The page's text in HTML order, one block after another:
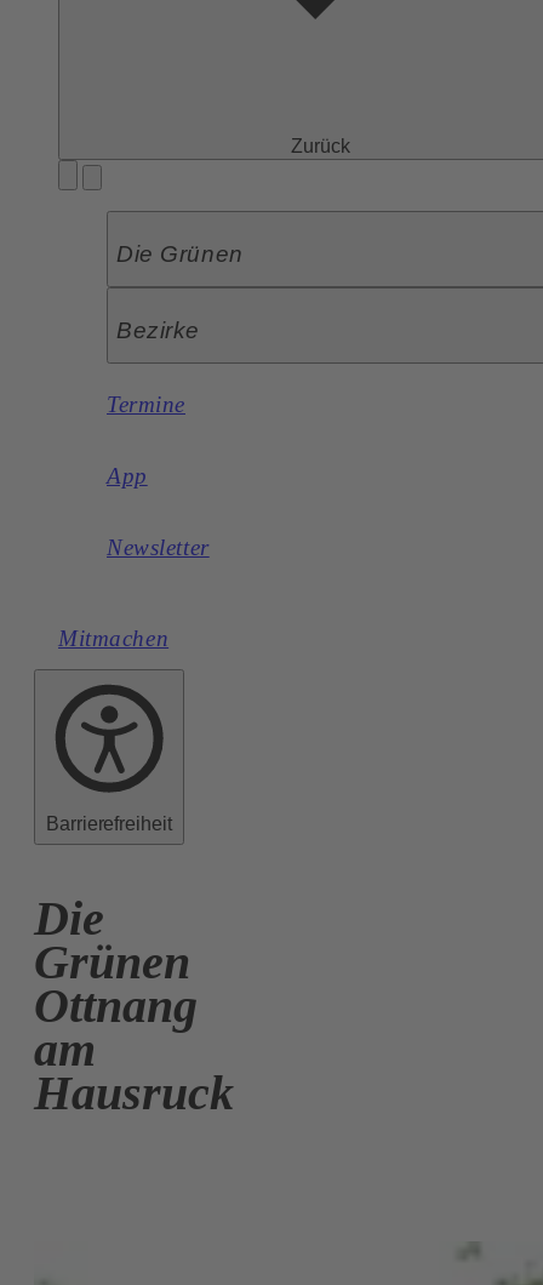
Zurück
Die Grünen
Bezirke
Termine
App
Newsletter
Mitmachen
Barrierefreiheit
Die
Grünen
Ottnang
am
Hausruck